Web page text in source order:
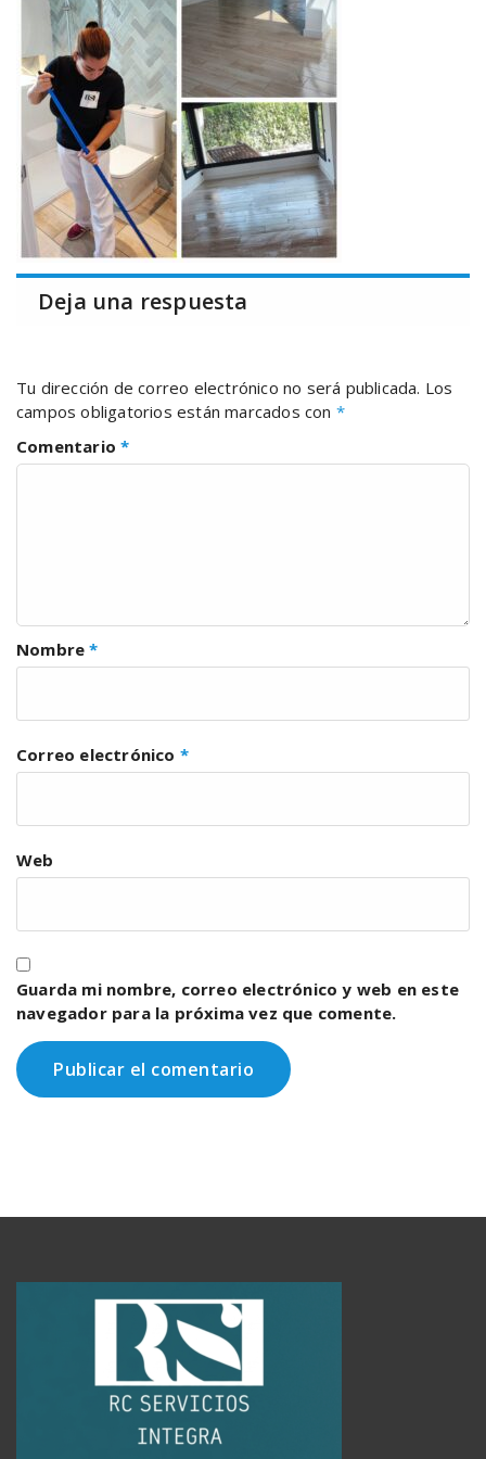
Deja una respuesta
Tu dirección de correo electrónico no será publicada. Los
campos obligatorios están marcados con *
Comentario*
Nombre*
Correo electrónico *
Web
Guarda mi nombre, correo electrónico y web en este
navegador para la próxima vez que comente.